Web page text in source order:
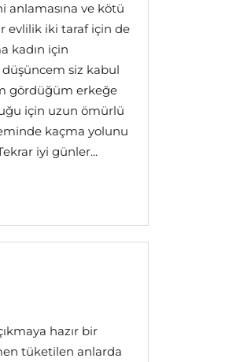
anlamasına ve kötü
evlilik iki taraf için de
kadın için
siz kabul
gördüğüm erkeğe
için uzun ömürlü
kaçma yolunu
iyi günler...
hazır bir
tüketilen anlarda